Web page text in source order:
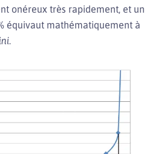
onéreux très rapidement, et un
équivaut mathématiquement à
.